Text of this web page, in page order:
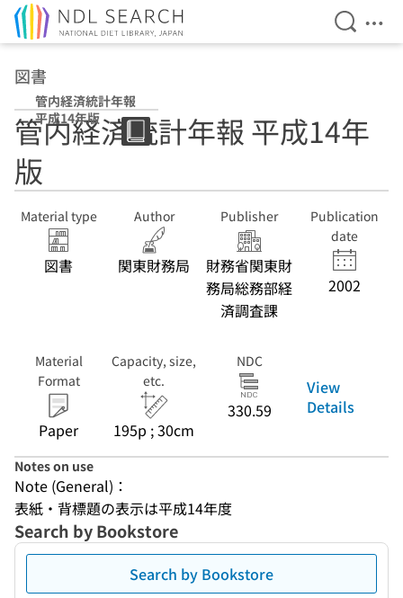
Open
図書
管内経済統計年報
平成14年版
管内経済統計年報 平成14年
版
Material type
図書
Author
関東財務局
Publisher
財務省関東財
務局総務部経
済調査課
Publication
date
2002
Material
Format
Paper
Capacity, size,
etc.
195p ; 30cm
NDC
330.59
View
Details
Notes on use
Note (General)：
表紙・背標題の表示は平成14年度
Search by Bookstore
Search by Bookstore